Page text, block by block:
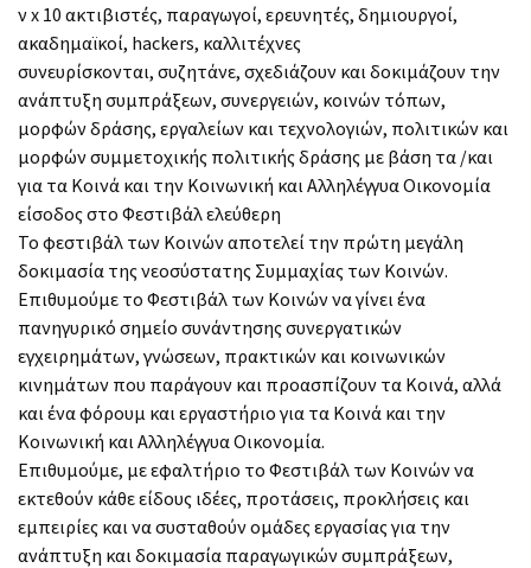
ν x 10 ακτιβιστές, παραγωγοί, ερευνητές, δημιουργοί,
ακαδημαϊκοί, hackers, καλλιτέχνες
συνευρίσκονται, συζητάνε, σχεδιάζουν και δοκιμάζουν την
ανάπτυξη συμπράξεων, συνεργειών, κοινών τόπων,
μορφών δράσης, εργαλείων και τεχνολογιών, πολιτικών και
μορφών συμμετοχικής πολιτικής δράσης με βάση τα /και
για τα Κοινά και την Κοινωνική και Αλληλέγγυα Οικονομία
είσοδος στο Φεστιβάλ ελεύθερη
Το φεστιβάλ των Κοινών αποτελεί την πρώτη μεγάλη
δοκιμασία της νεοσύστατης Συμμαχίας των Κοινών.
Επιθυμούμε το Φεστιβάλ των Κοινών να γίνει ένα
πανηγυρικό σημείο συνάντησης συνεργατικών
εγχειρημάτων, γνώσεων, πρακτικών και κοινωνικών
κινημάτων που παράγουν και προασπίζουν τα Κοινά, αλλά
και ένα φόρουμ και εργαστήριο για τα Κοινά και την
Κοινωνική και Αλληλέγγυα Οικονομία.
Επιθυμούμε, με εφαλτήριο το Φεστιβάλ των Κοινών να
εκτεθούν κάθε είδους ιδέες, προτάσεις, προκλήσεις και
εμπειρίες και να συσταθούν ομάδες εργασίας για την
ανάπτυξη και δοκιμασία παραγωγικών συμπράξεων,